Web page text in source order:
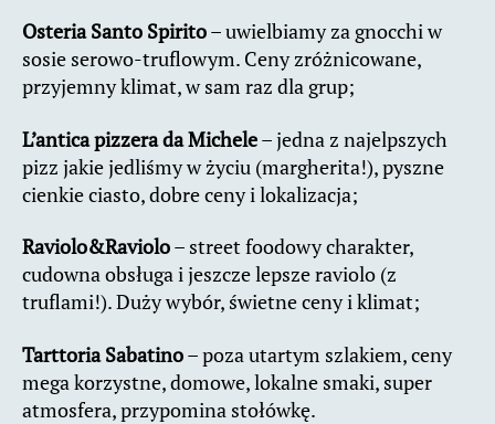
Osteria Santo Spirito– uwielbiamy za gnocchi w
sosie serowo-truflowym. Ceny zróżnicowane,
przyjemny klimat, w sam raz dla grup;
L’antica pizzera da Michele– jedna z najelpszych
pizz jakie jedliśmy w życiu (margherita!), pyszne
cienkie ciasto, dobre ceny i lokalizacja;
Raviolo&Raviolo– street foodowy charakter,
cudowna obsługa i jeszcze lepsze raviolo (z
truflami!). Duży wybór, świetne ceny i klimat;
Tarttoria Sabatino– poza utartym szlakiem, ceny
mega korzystne, domowe, lokalne smaki, super
atmosfera, przypomina stołówkę.